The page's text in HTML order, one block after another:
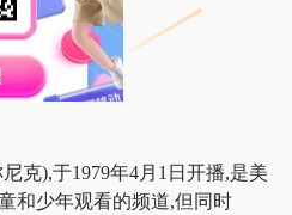
克),于1979年4月1日开播,是美
和少年观看的频道,但同时